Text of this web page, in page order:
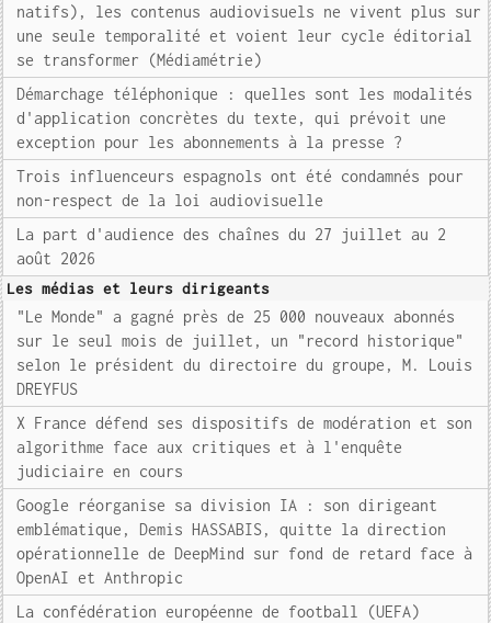
natifs), les contenus audiovisuels ne vivent plus sur
une seule temporalité et voient leur cycle éditorial
se transformer (Médiamétrie)
Démarchage téléphonique : quelles sont les modalités
d'application concrètes du texte, qui prévoit une
exception pour les abonnements à la presse ?
Trois influenceurs espagnols ont été condamnés pour
non-respect de la loi audiovisuelle
La part d'audience des chaînes du 27 juillet au 2
août 2026
Les médias et leurs dirigeants
"Le Monde" a gagné près de 25 000 nouveaux abonnés
sur le seul mois de juillet, un "record historique"
selon le président du directoire du groupe, M. Louis
DREYFUS
X France défend ses dispositifs de modération et son
algorithme face aux critiques et à l'enquête
judiciaire en cours
Google réorganise sa division IA : son dirigeant
emblématique, Demis HASSABIS, quitte la direction
opérationnelle de DeepMind sur fond de retard face à
OpenAI et Anthropic
La confédération européenne de football (UEFA)